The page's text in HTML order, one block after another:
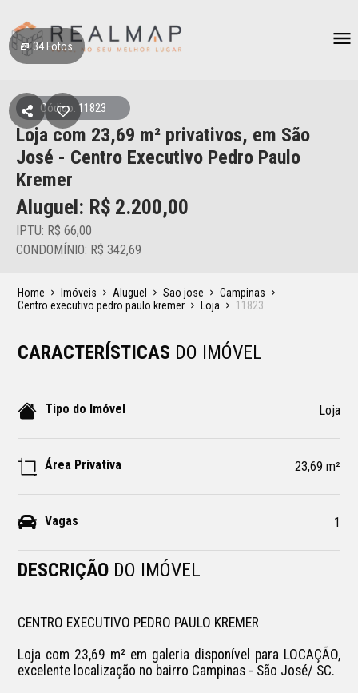
34Fotos
Código: 11823
Loja com 23,69 m² privativos, em São
José - Centro Executivo Pedro Paulo
Kremer
Aluguel: R$ 2.200,00
IPTU: R$ 66,00
CONDOMÍNIO: R$ 342,69
Home Imóveis Aluguel Sao jose
Campinas
Centro executivo pedro paulo kremer
Loja 11823
CARACTERÍSTICAS DO IMÓVEL
Tipo do Imóvel Loja
Área Privativa 23,69 m²
Vagas 1
DESCRIÇÃO DO IMÓVEL
CENTRO EXECUTIVO PEDRO PAULO KREMER
Loja com 23,69 m² em galeria disponível para LOCAÇÃO,
excelente localização no bairro Campinas - São José/ SC.